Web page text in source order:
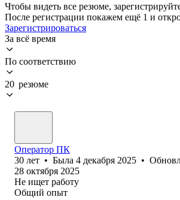
Чтобы видеть все резюме,
После регистрации покажем ещё 1 и
Зарегистрироваться
За всё время
По соответствию
20 резюме
Оператор ПК
30 лет • Была 4 декабря 2025 •
28 октября 2025
Не ищет работу
Общий опыт